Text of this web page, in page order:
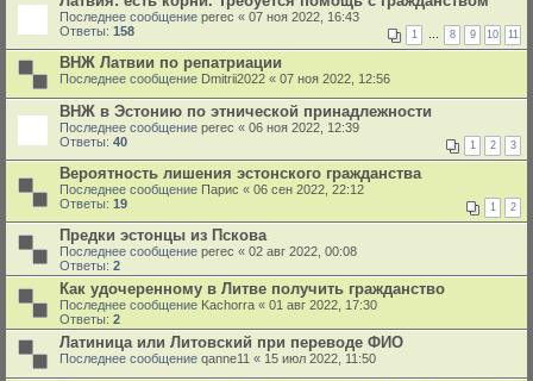
Последнее сообщение perec « 07 ноя 2022, 16:43
Ответы: 158 1 … 8 9 10 11
ВНЖ Латвии по репатриации
Последнее сообщение Dmitrii2022 « 07 ноя 2022, 12:56
ВНЖ в Эстонию по этнической принадлежности
Последнее сообщение perec « 06 ноя 2022, 12:39
Ответы: 40 1 2 3
Вероятность лишения эстонского гражданства
Последнее сообщение Парис « 06 сен 2022, 22:12
Ответы: 19 1 2
Предки эстонцы из Пскова
Последнее сообщение perec « 02 авг 2022, 00:08
Ответы: 2
Как удочеренному в Литве получить гражданство
Последнее сообщение Kachorra « 01 авг 2022, 17:30
Ответы: 2
Латиница или Литовский при переводе ФИО
Последнее сообщение qanne11 « 15 июл 2022, 11:50